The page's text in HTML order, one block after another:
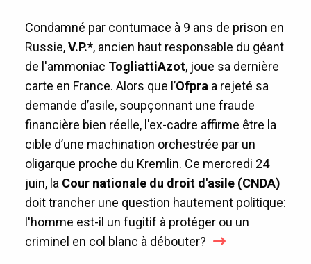
Condamné par contumace à 9 ans de prison en
Russie,V.P.*, ancien haut responsable du géant
de l'ammoniac TogliattiAzot, joue sa dernière
carte en France. Alors que l’Ofpraa rejeté sa
demande d’asile, soupçonnant une fraude
financière bien réelle, l'ex-cadre affirme être la
cible d’une machination orchestrée par un
oligarque proche du Kremlin. Ce mercredi 24
juin, la Cour nationale du droit d'asile (CNDA)
doit trancher une question hautement politique:
l'homme est-il un fugitif à protéger ou un
criminel en col blanc à débouter?